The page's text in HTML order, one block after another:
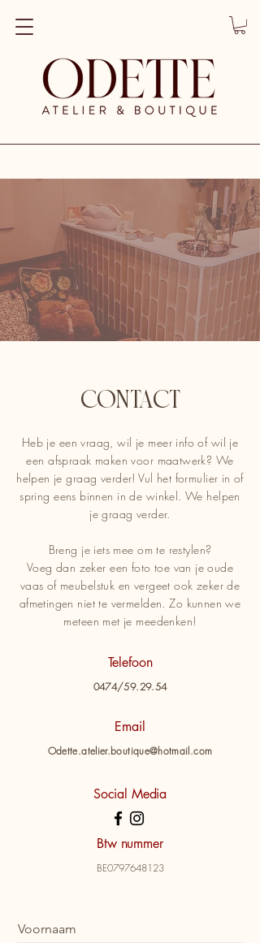
Contact
Heb je een vraag, wil je meer info of wil je
een afspraak maken voor maatwerk? We
helpen je graag verder! Vul het formulier in of
spring eens binnen in de winkel. We helpen
je graag verder.
Breng je iets mee om te restylen?
Voeg dan zeker een foto toe van je oude
vaas of meubelstuk en vergeet ook zeker de
afmetingen niet te vermelden. Zo kunnen we
meteen met je meedenken!
Telefoon
0474/59.29.54
Email
Odette.atelier.boutique@hotmail.com
Social Media
Btw nummer
BE0797648123
Voornaam